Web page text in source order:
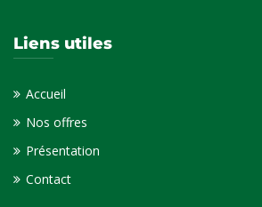
Liens utiles
Accueil
Nos offres
Présentation
Contact